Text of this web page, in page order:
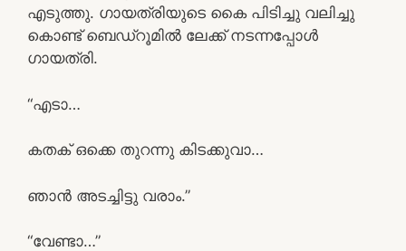
എടുത്തു. ഗായത്രിയുടെ കൈ പിടിച്ചു വലിച്ചു
കൊണ്ട് ബെഡ്‌റൂമിൽ ലേക്ക് നടന്നപ്പോൾ
ഗായത്രി.
“എടാ…
കതക് ഒക്കെ തുറന്നു കിടക്കുവാ…
ഞാൻ അടച്ചിട്ടു വരാം.”
“വേണ്ടാ…”